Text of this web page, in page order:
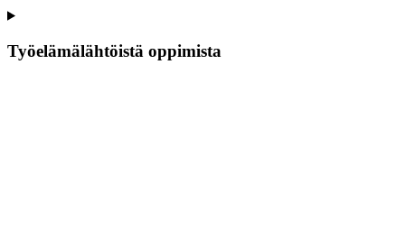
Työelämälähtöistä oppimista